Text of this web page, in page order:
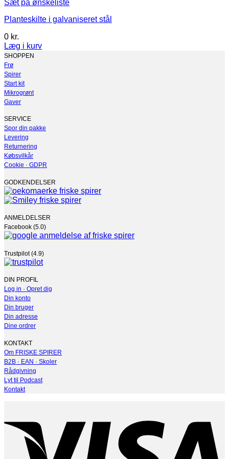
Sæt på ønskeliste
Planteskilte i galvaniseret stål
0 kr.
Læg i kurv
Dette
vare
har
flere
varianter.
Mulighederne
vælges
på
varesiden
SHOPPEN
Frø
Spirer
Start kit
Mikrogrønt
Gaver
SERVICE
Spor din pakke
Levering
Returnering
Købsvilkår
Cookie · GDPR
GODKENDELSER
ANMELDELSER
Facebook (5.0)
Trustpilot (4.9)
DIN PROFIL
Log in · Opret dig
Din konto
Din bruger
Din adresse
Dine ordrer
KONTAKT
Om FRISKE SPIRER
B2B · EAN · Skoler
Rådgivning
Lyt til Podcast
Kontakt